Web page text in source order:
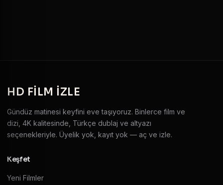
HD FILM IZLE
Gündüz matinesi keyfini eve taşıyoruz. Binlerce film ve
dizi, 4K kalitesinde, Türkçe dublaj ve altyazı
seçenekleriyle. Üyelik yok, kayıt yok — aç ve izle.
Keşfet
Yeni Filmler